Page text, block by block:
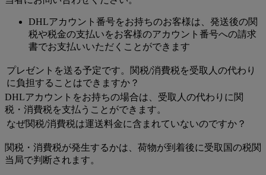
DHLアカウント番号をお持ちのお客様は、発送後の関
税や税金の支払いをお客様のアカウント番号への請求
書でお支払いいただくことができます
プレゼントを送る予定です。関税/消費税を受取人の代わり
に負担することはできますか？
DHLアカウントをお持ちの場合は、受取人の代わりに関
税・消費税を支払うことができます。
なぜ関税/消費税は運送料金に含まれていないのですか？
関税・消費税が発生するかは、荷物が到着後に受取国の税関
当局で判断されます。